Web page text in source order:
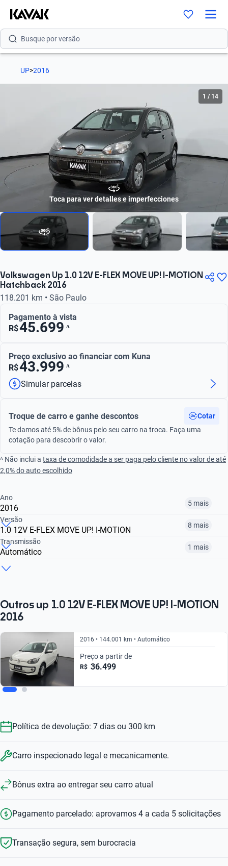
Busque por modelo
Busque por versão
Busque por marca
Busque por versão
Busque por ano
UP>2016
Toca para ver detalles e imperfecciones
1 / 14
Volkswagen Up 1.0 12V E-FLEX MOVE UP! I-MOTION
Hatchback 2016
118.201 km • São Paulo
Pagamento à vista
R$45.699 ᴬ
Preço exclusivo ao financiar com Kuna
R$43.999 ᴬ
Simular parcelas
Troque de carro e ganhe descontos
Cotar
Te damos até 5% de bônus pelo seu carro na troca. Faça uma
cotação para descobrir o valor.
ᴬ Não inclui a taxa de comodidade a ser paga pelo cliente no valor de até
2,0% do auto escolhido
Ano
2016 5 mais
2015
R$ 34.199
2016
Versão
1.0 12V E-FLEX MOVE UP! I-MOTION 8 mais
1.0 MOVE UP!
Transmissão
Automático 1 mais
R$ 45.399 R$ 47.399
Outros up 1.0 12V E-FLEX MOVE UP! I-MOTION
2016
2016 • 144.001 km • Automático
Preço a partir de
R$ 36.499
Política de devolução: 7 dias ou 300 km
Carro inspecionado legal e mecanicamente.
Bônus extra ao entregar seu carro atual
Pagamento parcelado: aprovamos 4 a cada 5 solicitações
Transação segura, sem burocracia